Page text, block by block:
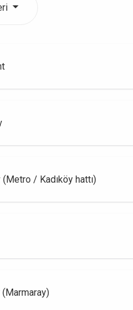
(Metro / Kadıköy hattı)